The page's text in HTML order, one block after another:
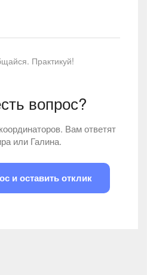
Практикуй!
вопрос?
Вам ответят
или Галина.
и оставить отклик